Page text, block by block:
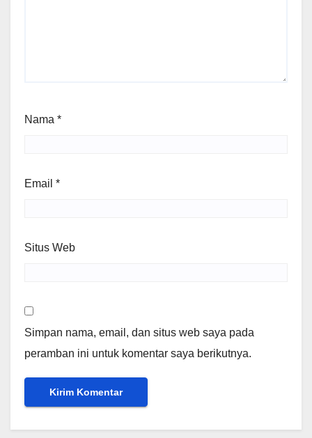
Nama *
Email *
Situs Web
Simpan nama, email, dan situs web saya pada
peramban ini untuk komentar saya berikutnya.